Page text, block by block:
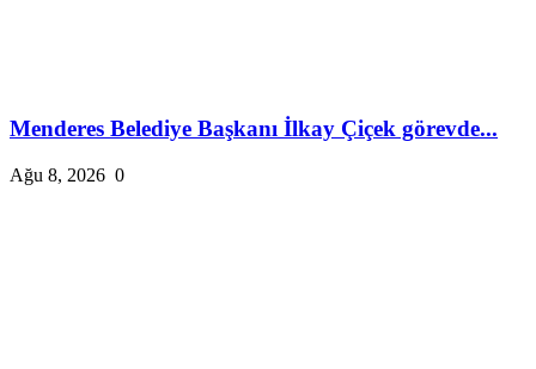
Menderes Belediye Başkanı İlkay Çiçek görevde...
Ağu 8, 2026 0